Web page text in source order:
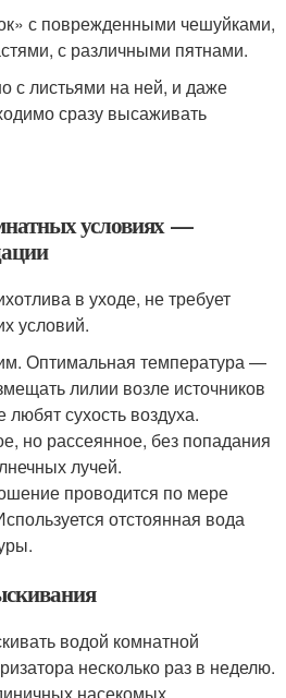
с поврежденными чешуйками,
с различными пятнами.
с листьями на ней, и даже
сразу высаживать
условиях —
в уходе, не требует
условий.
Оптимальная температура —
лилии возле источников
сухость воздуха.
но рассеянное, без попадания
лучей.
проводится по мере
отстоянная вода
водой комнатной
несколько раз в неделю.